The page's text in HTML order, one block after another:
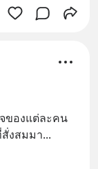
ของแต่ละคน
งสมมา...